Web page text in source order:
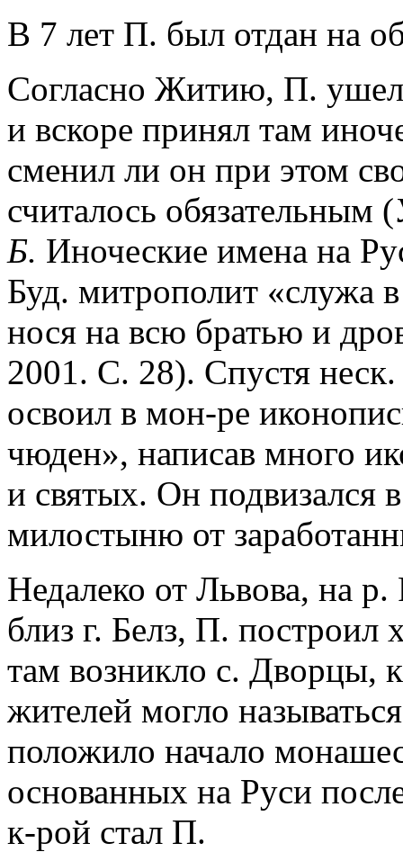
В 7 лет П. был отдан на
Согласно Житию, П.
и вскоре принял там
сменил ли он при этом
считалось обязательным (
Б. Иноческие имена на
Буд. митрополит «служа
нося на всю братью и
2001. С. 28). Спустя
освоил в мон-ре
чюден», написав много
и святых. Он подвизался
милостыню от
Недалеко от Львова, на р.
близ г. Белз, П. построил
там возникло с. Дворцы,
жителей могло
положило начало
основанных на Руси
к-рой стал П.